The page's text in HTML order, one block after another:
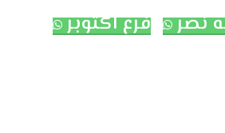
نصر
فرع اكتوبر